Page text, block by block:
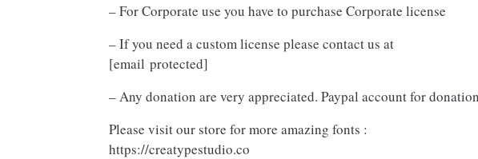
– For Corporate use you have to purchase Corporate license
– If you need a custom license please contact us at
[email protected]
– Any donation are very appreciated. Paypal account for
Please visit our store for more amazing fonts :
https://creatypestudio.co